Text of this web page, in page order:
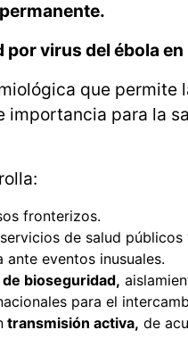
virus del ébola en
que permite
importancia para la
fronterizos.
de salud públicos
eventos inusuales.
bioseguridad,
para el
transmisión activa, de